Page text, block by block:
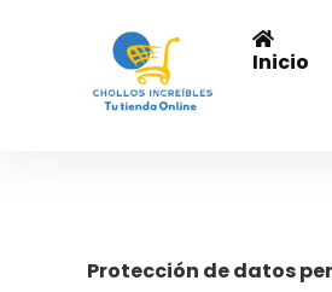
Inicio
Protección de datos